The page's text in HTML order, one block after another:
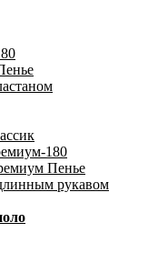
180
Пенье
рукавом